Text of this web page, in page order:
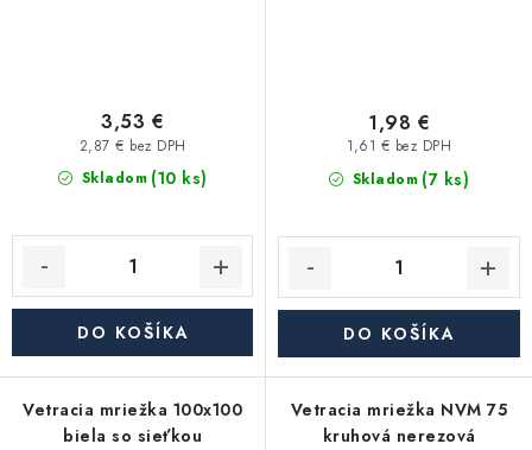
Skladom (10 ks)
2,87 € bez DPH
3,53 €
DO KOŠÍKA
Skladom (7 ks)
1,61 € bez DPH
1,98 €
DO KOŠÍKA
Vetracia mriežka 100x100
biela so sieťkou
Vetracia mriežka NVM 75
kruhová nerezová